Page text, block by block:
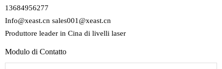
13684956277
Info@xeast.cn sales001@xeast.cn
Produttore leader in Cina di livelli laser
Modulo di Contatto